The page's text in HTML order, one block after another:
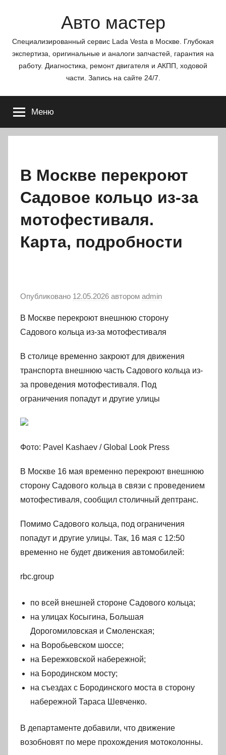
Авто мастер
Специализированный сервис Lada Vesta в Москве. Глубокая
экспертиза, оригинальные и аналоги запчастей, гарантия на
работу. Диагностика, ремонт двигателя и АКПП, ходовой
части. Запись на сайте 24/7.
Меню
В Москве перекроют
Садовое кольцо из-за
мотофестиваля.
Карта, подробности
Опубликовано 12.05.2026 автором admin
В Москве перекроют внешнюю сторону
Садового кольца из-за мотофестиваля
В столице временно закроют для движения
транспорта внешнюю часть Садового кольца из-
за проведения мотофестиваля. Под
ограничения попадут и другие улицы
Фото: Pavel Kashaev / Global Look Press
В Москве 16 мая временно перекроют внешнюю
сторону Садового кольца в связи с проведением
мотофестиваля, сообщил столичный дептранс.
Помимо Садового кольца, под ограничения
попадут и другие улицы. Так, 16 мая с 12:50
временно не будет движения автомобилей:
rbc.group
по всей внешней стороне Садового кольца;
на улицах Косыгина, Большая
Дорогомиловская и Смоленская;
на Воробьевском шоссе;
на Бережковской набережной;
на Бородинском мосту;
на съездах с Бородинского моста в сторону
набережной Тараса Шевченко.
В департаменте добавили, что движение
возобновят по мере прохождения мотоколонны.